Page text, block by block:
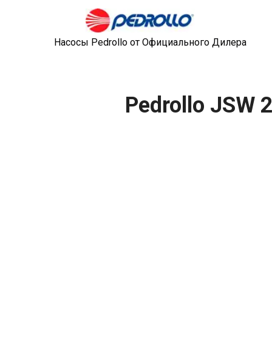
Насосы Pedrollo от Официального Дилера
Pedrollo JSW